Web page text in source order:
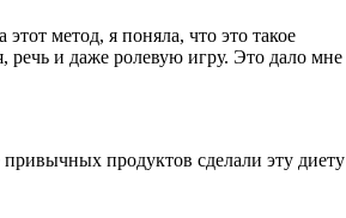
метод, я поняла, что это такое
и даже ролевую игру. Это дало мне
продуктов сделали эту диету